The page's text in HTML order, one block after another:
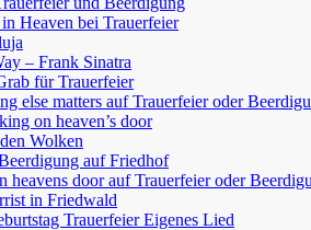
in Heaven bei Trauerfeier
– Frank Sinatra
für Trauerfeier
else matters auf Trauerfeier oder
on heaven’s door
Wolken
auf Friedhof
heavens door auf Trauerfeier oder
in Friedwald
Trauerfeier Eigenes Lied